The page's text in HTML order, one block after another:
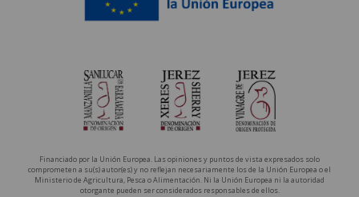
Financiado por la Unión Europea. Las opiniones y puntos de vista expresados solo
comprometen a su(s) autor(es) y no reflejan necesariamente los de la Unión Europea o el
Ministerio de Agricultura, Pesca o Alimentación. Ni la Unión Europea ni la autoridad
otorgante pueden ser considerados responsables de ellos.